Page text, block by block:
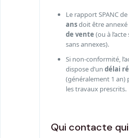
Le rapport SPANC de
ansdoit être annexé
de vente (ou à
sans annexes).
Si non-conformité,
dispose d’undélai
(généralement 1 an)
les travaux prescrits.
Qui contacte